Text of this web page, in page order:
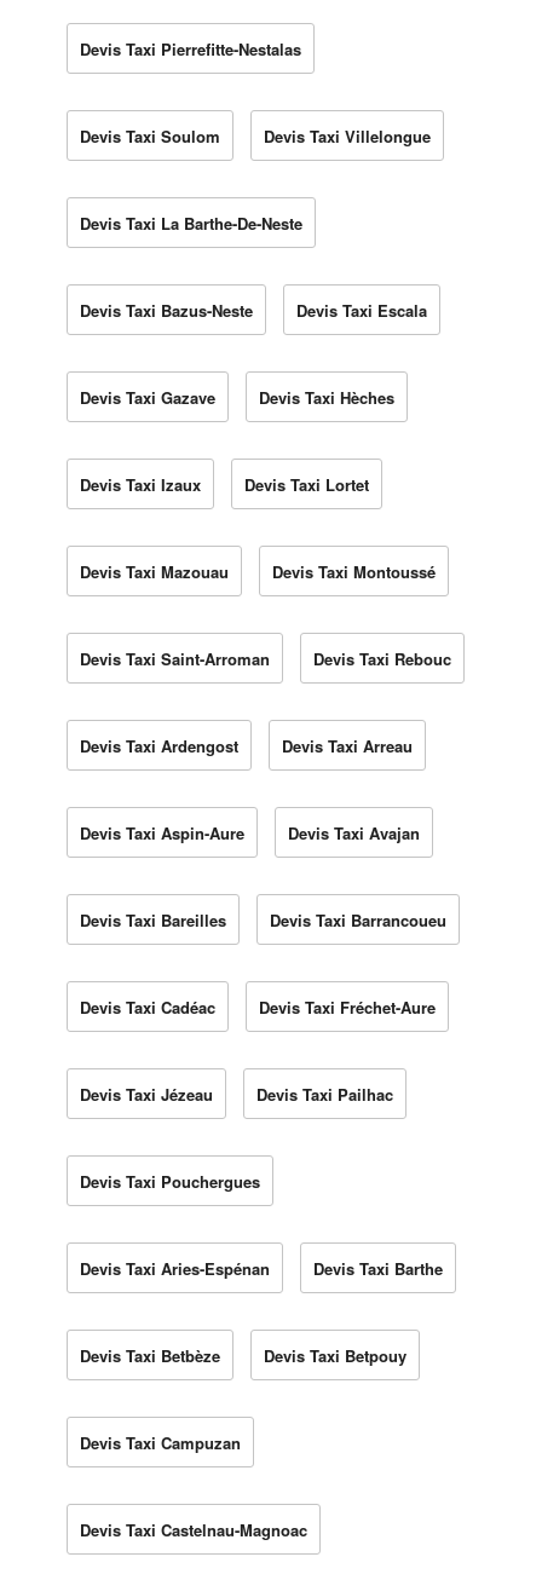
Devis Taxi Pierrefitte-Nestalas
Devis Taxi Soulom Devis Taxi Villelongue
Devis Taxi La Barthe-De-Neste
Devis Taxi Bazus-Neste Devis Taxi Escala
Devis Taxi Gazave Devis Taxi Hèches
Devis Taxi Izaux Devis Taxi Lortet
Devis Taxi Mazouau Devis Taxi Montoussé
Devis Taxi Saint-Arroman Devis Taxi Rebouc
Devis Taxi Ardengost Devis Taxi Arreau
Devis Taxi Aspin-Aure Devis Taxi Avajan
Devis Taxi Bareilles Devis Taxi Barrancoueu
Devis Taxi Cadéac Devis Taxi Fréchet-Aure
Devis Taxi Jézeau Devis Taxi Pailhac
Devis Taxi Pouchergues
Devis Taxi Aries-Espénan Devis Taxi Barthe
Devis Taxi Betbèze Devis Taxi Betpouy
Devis Taxi Campuzan
Devis Taxi Castelnau-Magnoac